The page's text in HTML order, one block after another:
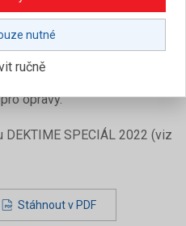
terasy patřící k bytům jiných
je třeba přístup k případné
ošetřit smluvně, nebo
opravy.
SPECIÁL 2022 (viz
Stáhnout v PDF
nutné
ručně